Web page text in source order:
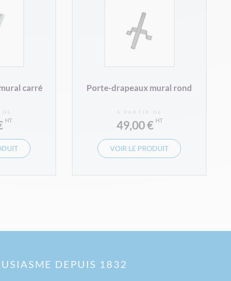
carré Porte-drapeaux mural rond
À PARTIR DE
49,00 €
VOIR LE PRODUIT
DEPUIS 1832